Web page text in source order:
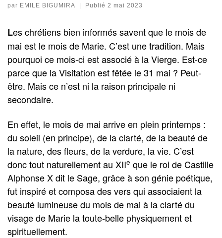
par EMILE BIGUMIRA Publié 2 mai 2023
Les chrétiens bien informés savent que le mois de
mai est le mois de Marie. C’est une tradition. Mais
pourquoi ce mois-ci est associé à la Vierge. Est-ce
parce que la Visitation est fêtée le 31 mai ? Peut-
être. Mais ce n’est ni la raison principale ni
secondaire.
En effet, le mois de mai arrive en plein printemps :
du soleil (en principe), de la clarté, de la beauté de
la nature, des ﬂeurs, de la verdure, la vie. C’est
donc tout naturellement au XIIe que le roi de Castille
Alphonse X dit le Sage, grâce à son génie poétique,
fut inspiré et composa des vers qui associaient la
beauté lumineuse du mois de mai à la clarté du
visage de Marie la toute-belle physiquement et
spirituellement.